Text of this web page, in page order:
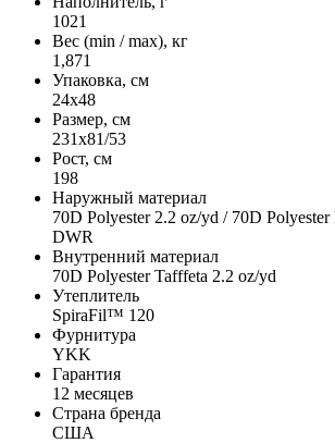
1021
Вес (min / max), кг
1,871
Упаковка, см
24х48
Размер, см
231х81/53
Рост, см
198
Наружный материал
70D Polyester 2.2 oz/yd / 70D Polyester
DWR
Внутренний материал
70D Polyester Tafffeta 2.2 oz/yd
Утеплитель
SpiraFil™ 120
Фурнитура
YKK
Гарантия
12 месяцев
Страна бренда
США